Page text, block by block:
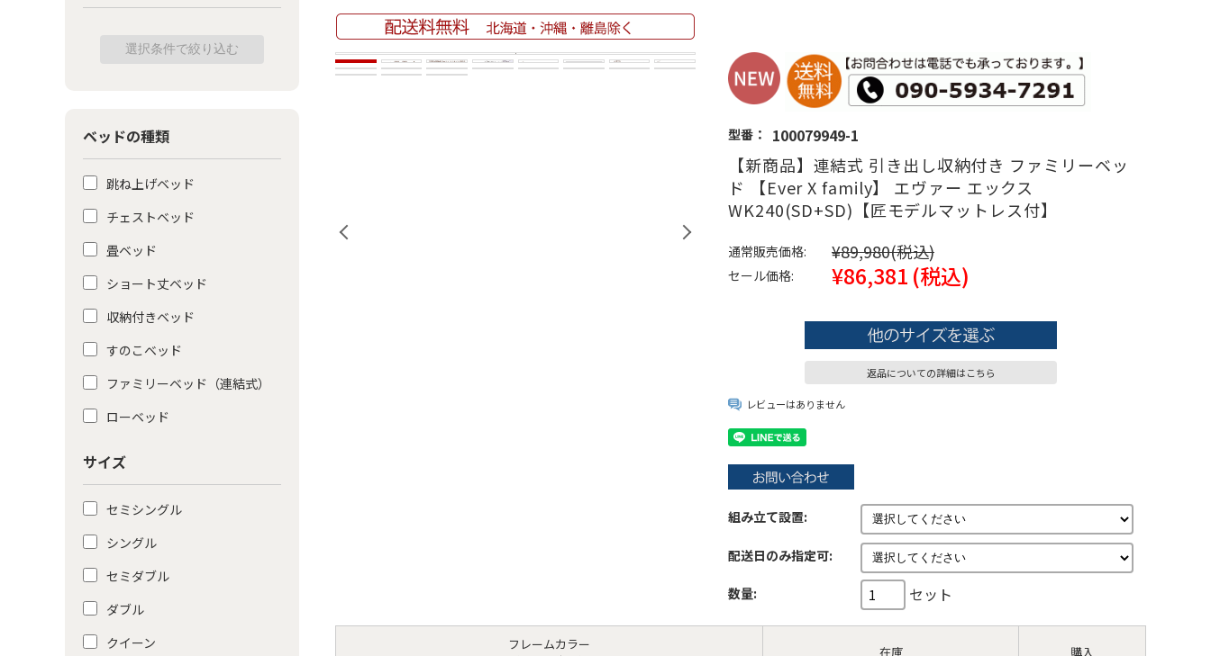
型番： 100079949-1
【新商品】連結式 引き出し収納付き ファミリーベッ
ド 【Ever X family】 エヴァー エックス
WK240(SD+SD)【匠モデルマットレス付】
通常販売価格: ¥89,980(税込)
セール価格: ¥86,381 (税込)
返品についての詳細はこちら
レビューはありません
組み立て設置:
配送日のみ指定可:
数量: セット
フレームカラー
在庫 購入
ベッドの種類
跳ね上げベッド
チェストベッド
畳ベッド
ショート丈ベッド
収納付きベッド
すのこベッド
ファミリーベッド（連結式）
ローベッド
サイズ
セミシングル
シングル
セミダブル
ダブル
クイーン